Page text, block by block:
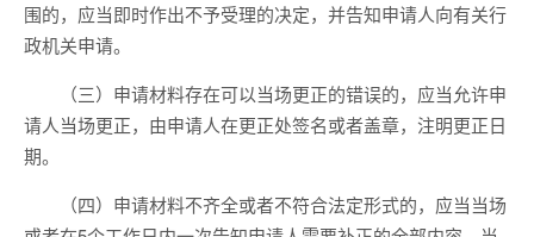
围的，应当即时作出不予受理的决定，并告知申请人向有关行
政机关申请。
（三）申请材料存在可以当场更正的错误的，应当允许申
请人当场更正，由申请人在更正处签名或者盖章，注明更正日
期。
（四）申请材料不齐全或者不符合法定形式的，应当当场